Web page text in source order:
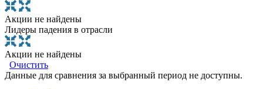
Акции не найдены
Лидеры падения в отрасли
Акции не найдены
Очистить
Данные для сравнения за выбранный период не доступны.